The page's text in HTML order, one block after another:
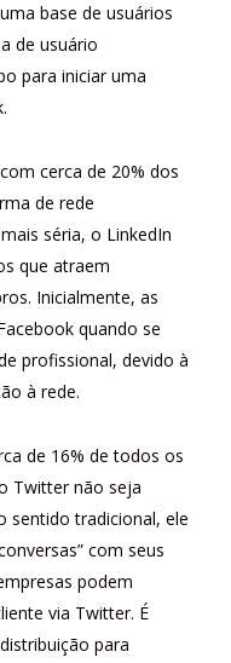
base de usuários
de usuário
para iniciar uma
cerca de 20% dos
de rede
séria, o LinkedIn
que atraem
Inicialmente, as
quando se
profissional, devido à
à rede.
de 16% de todos os
Twitter não seja
sentido tradicional, ele
com seus
podem
via Twitter. É
para